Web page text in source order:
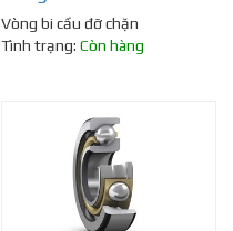
Vòng bi cầu đỡ chặn
Tình trạng: Còn hàng